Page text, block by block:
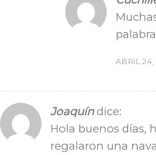
ABRIL
Joaquín dice:
Hola buenos días,
regalaron una